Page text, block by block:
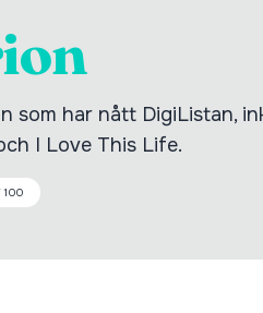
som har nått DigiListan,
I Love This Life.